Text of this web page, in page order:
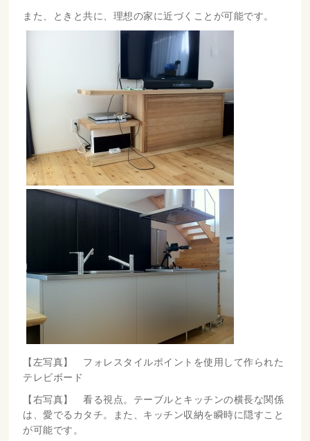
また、ときと共に、理想の家に近づくことが可能です。
【左写真】 フォレスタイルポイントを使用して作られた
テレビボード
【右写真】 看る視点。テーブルとキッチンの横長な関係
は、愛でるカタチ。また、キッチン収納を瞬時に隠すこと
が可能です。